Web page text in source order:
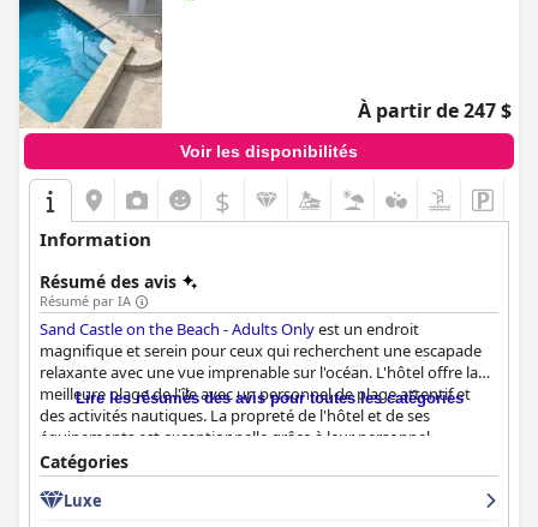
À partir de 247 $
Voir les disponibilités
$
Information
Résumé des avis
Résumé par IA
Sand Castle on the Beach - Adults Onlyest un endroit
magnifique et serein pour ceux qui recherchent une escapade
relaxante avec une vue imprenable sur l'océan. L'hôtel offre la
meilleure plage de l'île avec un personnel de plage attentif et
des activités nautiques. La propreté de l'hôtel et de ses
équipements est exceptionnelle grâce à leur personnel
d'entretien ménager, qui laisse les chambres étincelantes et
luxueuses pour les clients. De plus, les chambres sont meublées
de façon moderne et confortables, garantissant une bonne nuit
Lire les résumés des avis pour toutes les catégories
Catégories
Luxe